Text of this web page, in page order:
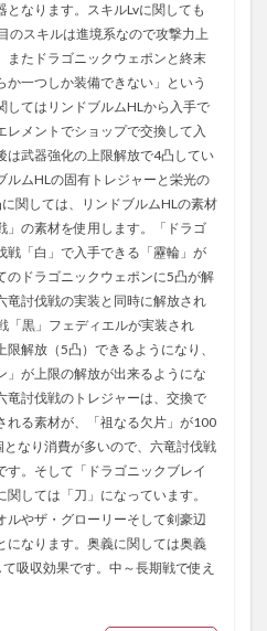
なります。スキルLvに関しても
のスキルは進境系なので攻撃力上
またドラゴニックウェポンと終末
一つしか装備できない」という
してはリンドブルムHLから入手で
レメントでショップで交換して入
は武器強化の上限解放で4凸してい
ルムHLの固有トレジャーと栄光の
関しては、リンドブルムHLの素材
」の素材を使用します。「ドラゴ
戦「白」で入手できる「靂輪」が
のドラゴニックウェポンに5凸が解
竜討伐戦の実装と同時に解放され
「黒」フェディエルが実装され
限解放（5凸）できるようになり、
」が上限の解放が出来るようにな
竜討伐戦のトレジャーは、交換で
れる素材が、「祖なる欠片」が100
なり消費が多いので、六竜討伐戦
。そして「ドラゴニックブレイ
しては「刀」になっています。
ルやザ・グローリーそして剣豪辺
になります。奥義に関しては奥義
吸収効果です。中～長期戦で使え